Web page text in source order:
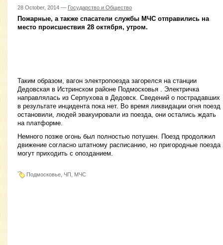
28 October, 2014 — Государство и Общество
Пожарные, а также спасатели службы МЧС отправились на
место происшествия 28 октября, утром.
Таким образом, вагон электропоезда загорелся на станции
Дедовская в Истринском районе Подмосковья . Электричка
направлялась из Серпухова в Дедовск. Сведений о пострадавших
в результате инцидента пока нет. Во время ликвидации огня поезд
остановили, людей эвакуировали из поезда, они остались ждать
на платформе.
Немного позже огонь был полностью потушен. Поезд продолжил
движение согласно штатному расписанию, но пригородные поезда
могут приходить с опозданием.
Подмосковье, ЧП, МЧС